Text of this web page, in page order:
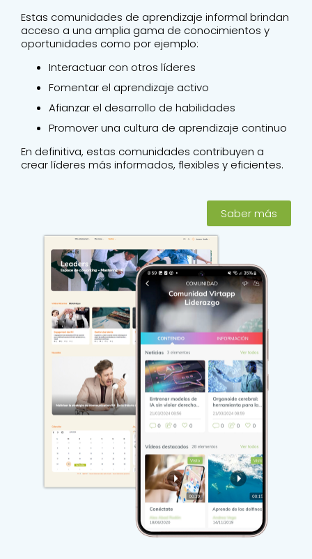
Estas comunidades de aprendizaje informal brindan
acceso a una amplia gama de conocimientos y
oportunidades como por ejemplo:
Interactuar con otros líderes
Fomentar el aprendizaje activo
Afianzar el desarrollo de habilidades
Promover una cultura de aprendizaje continuo
En definitiva, estas comunidades contribuyen a
crear líderes más informados, flexibles y eficientes.
Saber más